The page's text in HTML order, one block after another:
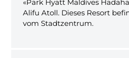
«Park Hyatt Maldives
Alifu Atoll. Dieses Resort
vom Stadtzentrum.